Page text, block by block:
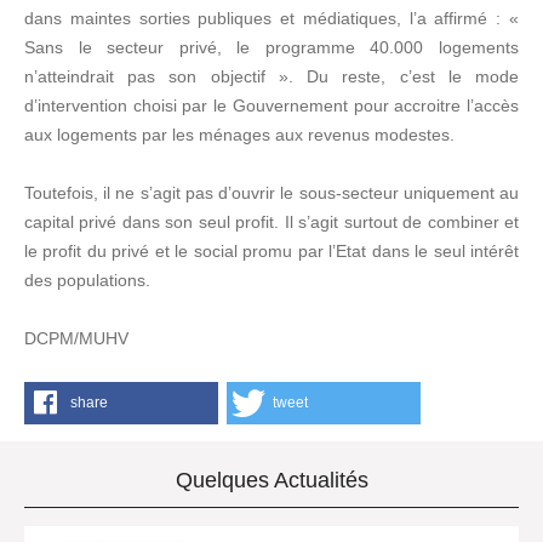
dans maintes sorties publiques et médiatiques, l’a affirmé : «
Sans le secteur privé, le programme 40.000 logements
n’atteindrait pas son objectif ». Du reste, c’est le mode
d’intervention choisi par le Gouvernement pour accroitre l’accès
aux logements par les ménages aux revenus modestes.
Toutefois, il ne s’agit pas d’ouvrir le sous-secteur uniquement au
capital privé dans son seul profit. Il s’agit surtout de combiner et
le profit du privé et le social promu par l’Etat dans le seul intérêt
des populations.
DCPM/MUHV
share tweet
Quelques Actualités